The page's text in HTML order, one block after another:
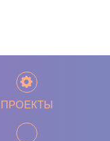
ПРОЕКТЫ